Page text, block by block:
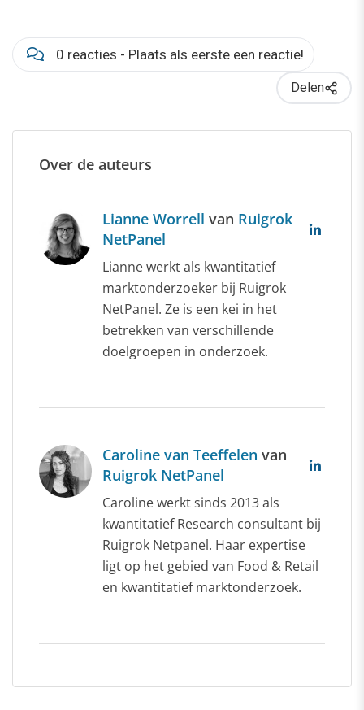
0 reacties - Plaats als eerste een reactie!
Delen
Over de auteurs
Lianne Worrell van Ruigrok
NetPanel
Lianne werkt als kwantitatief
marktonderzoeker bij Ruigrok
NetPanel. Ze is een kei in het
betrekken van verschillende
doelgroepen in onderzoek.
Caroline van Teeffelen van
Ruigrok NetPanel
Caroline werkt sinds 2013 als
kwantitatief Research consultant bij
Ruigrok Netpanel. Haar expertise
ligt op het gebied van Food & Retail
en kwantitatief marktonderzoek.